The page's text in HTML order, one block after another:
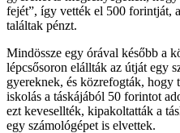
fejét”, így vették el 500 forintját,
találtak pénzt.
Mindössze egy órával később a
lépcsősoron elállták az útját egy
gyereknek, és közrefogták, hogy
iskolás a táskájából 50 forintot
ezt kevesellték, kipakoltatták a
egy számológépet is elvettek.